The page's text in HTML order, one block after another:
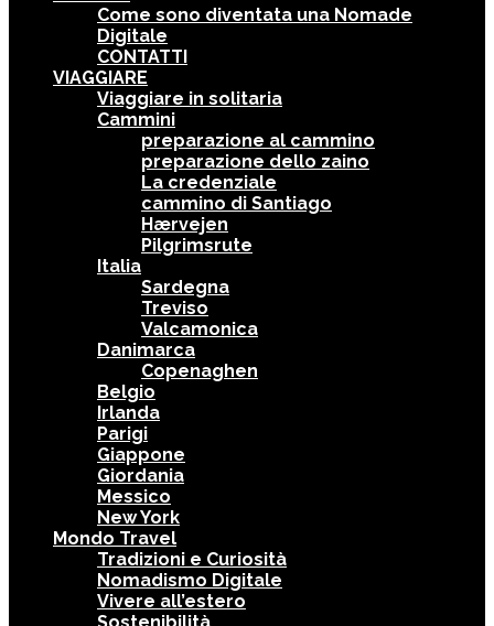
Come sono diventata una Nomade
Digitale
CONTATTI
VIAGGIARE
Viaggiare in solitaria
Cammini
preparazione al cammino
preparazione dello zaino
La credenziale
cammino di Santiago
Hærvejen
Pilgrimsrute
Italia
Sardegna
Treviso
Valcamonica
Danimarca
Copenaghen
Belgio
Irlanda
Parigi
Giappone
Giordania
Messico
New York
Mondo Travel
Tradizioni e Curiosità
Nomadismo Digitale
Vivere all’estero